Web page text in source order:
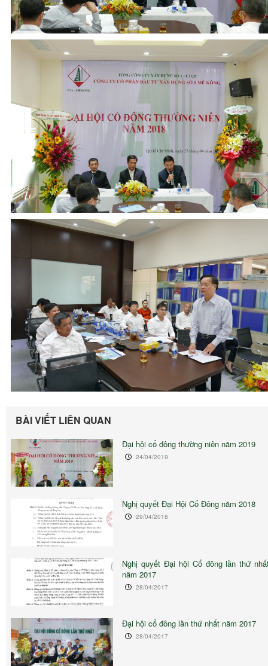
BÀI VIẾT LIÊN QUAN
Đại hội cổ đông thường niên năm 2019
24/04/2019
Nghị quyết Đại Hội Cổ Đông năm 2018
29/04/2018
Nghị quyết Đại hội Cổ đông lần thứ
năm 2017
28/04/2017
Đại hội cổ đông lần thứ nhất năm 2017
28/04/2017